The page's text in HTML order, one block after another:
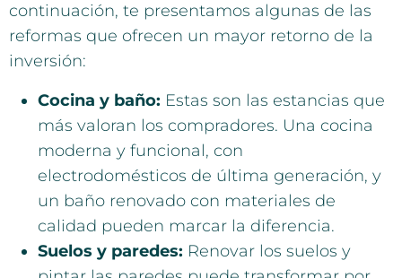
continuación, te presentamos algunas de las
reformas que ofrecen un mayor retorno de la
inversión:
Cocina y baño: Estas son las estancias que
más valoran los compradores. Una cocina
moderna y funcional, con
electrodomésticos de última generación, y
un baño renovado con materiales de
calidad pueden marcar la diferencia.
Suelos y paredes: Renovar los suelos y